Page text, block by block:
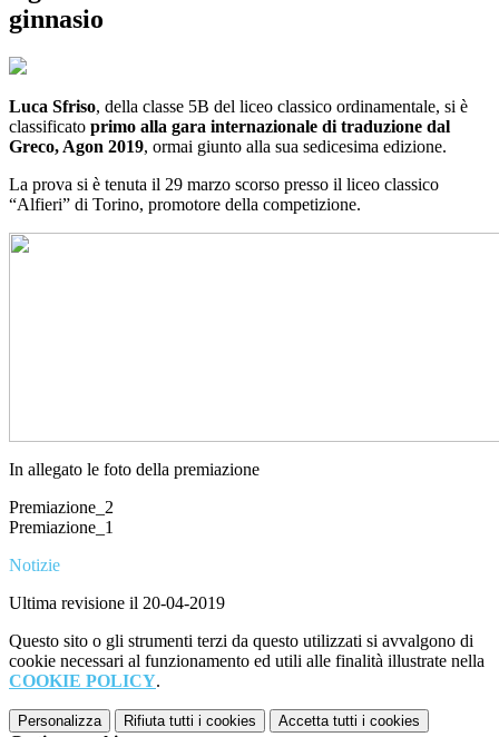
ginnasio
Luca Sfriso, della classe 5B del liceo classico ordinamentale, si è
classificato primo alla gara internazionale di traduzione dal
Greco, Agon 2019, ormai giunto alla sua sedicesima edizione.
La prova si è tenuta il 29 marzo scorso presso il liceo classico
“Alfieri” di Torino, promotore della competizione.
In allegato le foto della premiazione
Premiazione_2
Premiazione_1
Notizie
Ultima revisione il 20-04-2019
Questo sito o gli strumenti terzi da questo utilizzati si avvalgono di
cookie necessari al funzionamento ed utili alle finalità illustrate nella
COOKIE POLICY.
Personalizza Rifiuta tutti i cookies Accetta tutti i cookies